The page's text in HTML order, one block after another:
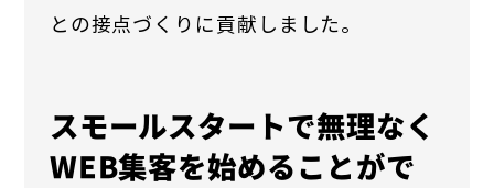
との接点づくりに貢献しました。
スモールスタートで無理なく
WEB集客を始めることがで